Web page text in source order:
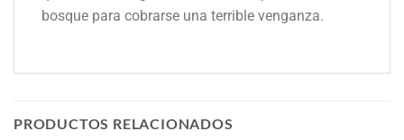
bosque para cobrarse una terrible venganza.
PRODUCTOS RELACIONADOS